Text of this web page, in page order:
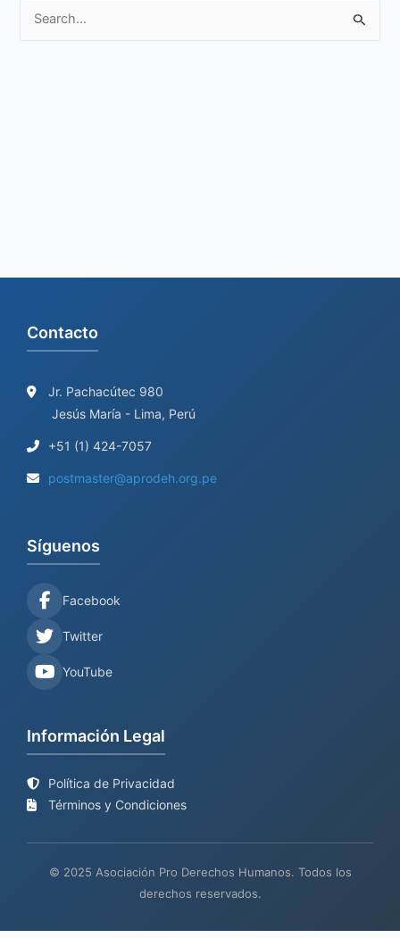
Contacto
Jr. Pachacútec 980
Jesús María - Lima, Perú
+51 (1) 424-7057
postmaster@aprodeh.org.pe
Síguenos
Facebook
Twitter
YouTube
Información Legal
Política de Privacidad
Términos y Condiciones
© 2025 Asociación Pro Derechos Humanos. Todos los
derechos reservados.